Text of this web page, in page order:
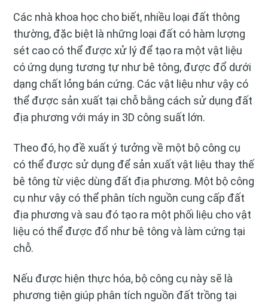
Các nhà khoa học cho biết, nhiều loại đất thông
thường, đặc biệt là những loại đất có hàm lượng
sét cao có thể được xử lý để tạo ra một vật liệu
có ứng dụng tương tự như bê tông, được đổ dưới
dạng chất lỏng bán cứng. Các vật liệu như vậy có
thể được sản xuất tại chỗ bằng cách sử dụng đất
địa phương với máy in 3D công suất lớn.
Theo đó, họ đề xuất ý tưởng về một bộ công cụ
có thể được sử dụng để sản xuất vật liệu thay thế
bê tông từ việc dùng đất địa phương. Một bộ công
cụ như vậy có thể phân tích nguồn cung cấp đất
địa phương và sau đó tạo ra một phối liệu cho vật
liệu có thể được đổ như bê tông và làm cứng tại
chỗ.
Nếu được hiện thực hóa, bộ công cụ này sẽ là
phương tiện giúp phân tích nguồn đất trồng tại